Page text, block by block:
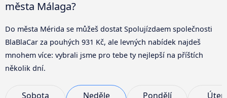
města Málaga?
Do města Mérida se můžeš dostat Spolujízdaem společnosti
BlaBlaCar za pouhých 931 Kč, ale levných nabídek najdeš
mnohem více: vybrali jsme pro tebe ty nejlepší na příštích
několik dní.
Sobota Neděle Pondělí